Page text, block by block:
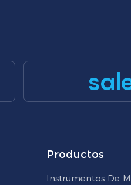
Productos
Instrumentos De